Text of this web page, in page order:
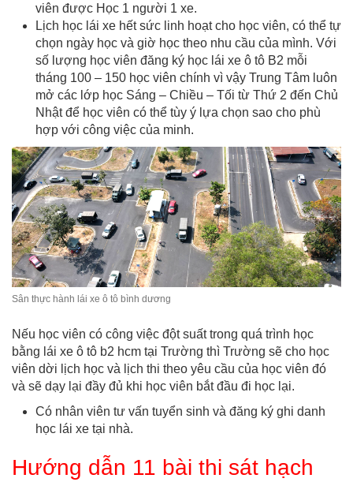
viên được Học 1 người 1 xe.
Lịch học lái xe hết sức linh hoạt cho học viên, có thể tự
chọn ngày học và giờ học theo nhu cầu của mình. Với
số lượng học viên đăng ký học lái xe ô tô B2 mỗi
tháng 100 – 150 học viên chính vì vậy Trung Tâm luôn
mở các lớp học Sáng – Chiều – Tối từ Thứ 2 đến Chủ
Nhật để học viên có thể tùy ý lựa chọn sao cho phù
hợp với công việc của minh.
Sân thực hành lái xe ô tô bình dương
Nếu học viên có công việc đột suất trong quá trình học
bằng lái xe ô tô b2 hcm tại Trường thì Trường sẽ cho học
viên dời lịch học và lịch thi theo yêu cầu của học viên đó
và sẽ dạy lại đầy đủ khi học viên bắt đầu đi học lại.
Có nhân viên tư vấn tuyển sinh và đăng ký ghi danh
học lái xe tại nhà.
Hướng dẫn 11 bài thi sát hạch